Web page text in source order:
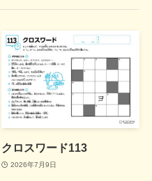
クロスワード113
2026年7月9日